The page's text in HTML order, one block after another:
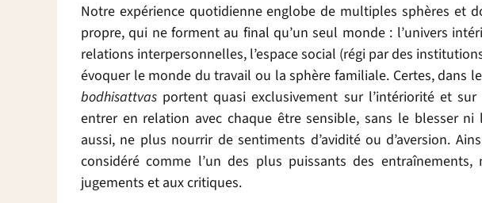
Notre expérience quotidienne englobe de multiples sphères et
propre, qui ne forment au final qu’un seul monde : l’univers
relations interpersonnelles, l’espace social (régi par des
évoquer le monde du travail ou la sphère familiale. Certes, dans
bodhisattvasportent quasi exclusivement sur l’intériorité et
entrer en relation avec chaque être sensible, sans le blesser ni
aussi, ne plus nourrir de sentiments d’avidité ou d’aversion.
considéré comme l’un des plus puissants des
jugements et aux critiques.